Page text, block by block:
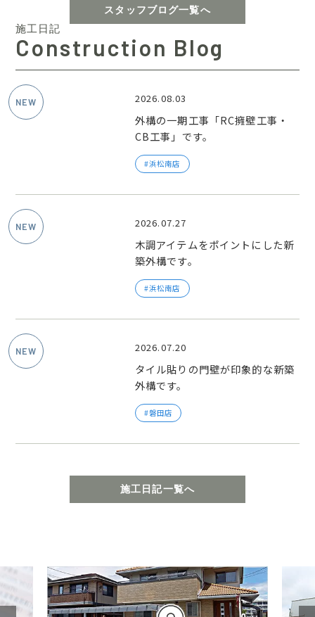
スタッフブログ一覧へ
施工日記
Construction Blog
2026.08.03
外構の一期工事「RC擁壁工事・
CB工事」です。
浜松南店
2026.07.27
木調アイテムをポイントにした新
築外構です。
浜松南店
2026.07.20
タイル貼りの門壁が印象的な新築
外構です。
磐田店
施工日記一覧へ